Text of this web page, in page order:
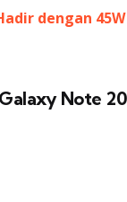
dengan 45W
Note 20